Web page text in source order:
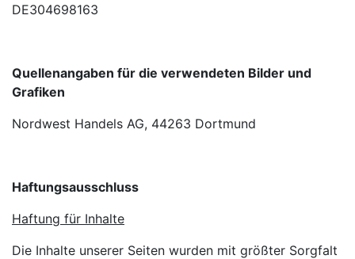
DE304698163
Quellenangaben für die verwendeten Bilder und
Grafiken
Nordwest Handels AG, 44263 Dortmund
Haftungsausschluss
Haftung für Inhalte
Die Inhalte unserer Seiten wurden mit größter Sorgfalt